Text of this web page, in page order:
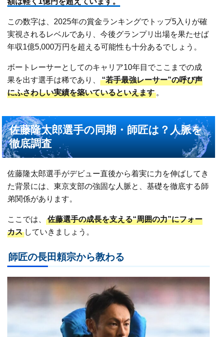
この数字は、2025年の賞金ランキングでトップ5入りが確
実視されるレベルであり、今後グランプリ出場を果たせば
年収1億5,000万円を超える可能性も十分あるでしょう。
ボートレーサーとしてのキャリア10年目でここまでの成
果を出す選手は稀であり、“若手最強レーサー”の呼び声
にふさわしい実績を築いているといえます 。
佐藤隆太郎選手の同期・師匠は？人脈を
徹底調査
佐藤隆太郎選手がデビュー直後から着実に力を伸ばしてき
た背景には、東京支部の強固な人脈と、基礎を徹底する師
弟関係があります。
ここでは、佐藤選手の成長を支える“周囲の力”にフォー
カス していきましょう。
師匠の長田頼宗から教わる